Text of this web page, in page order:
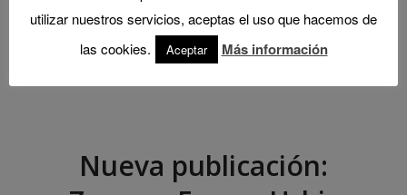
Nueva publicación:
utilizar nuestros servicios, aceptas el uso que hacemos de
las cookies.
Aceptar Más información